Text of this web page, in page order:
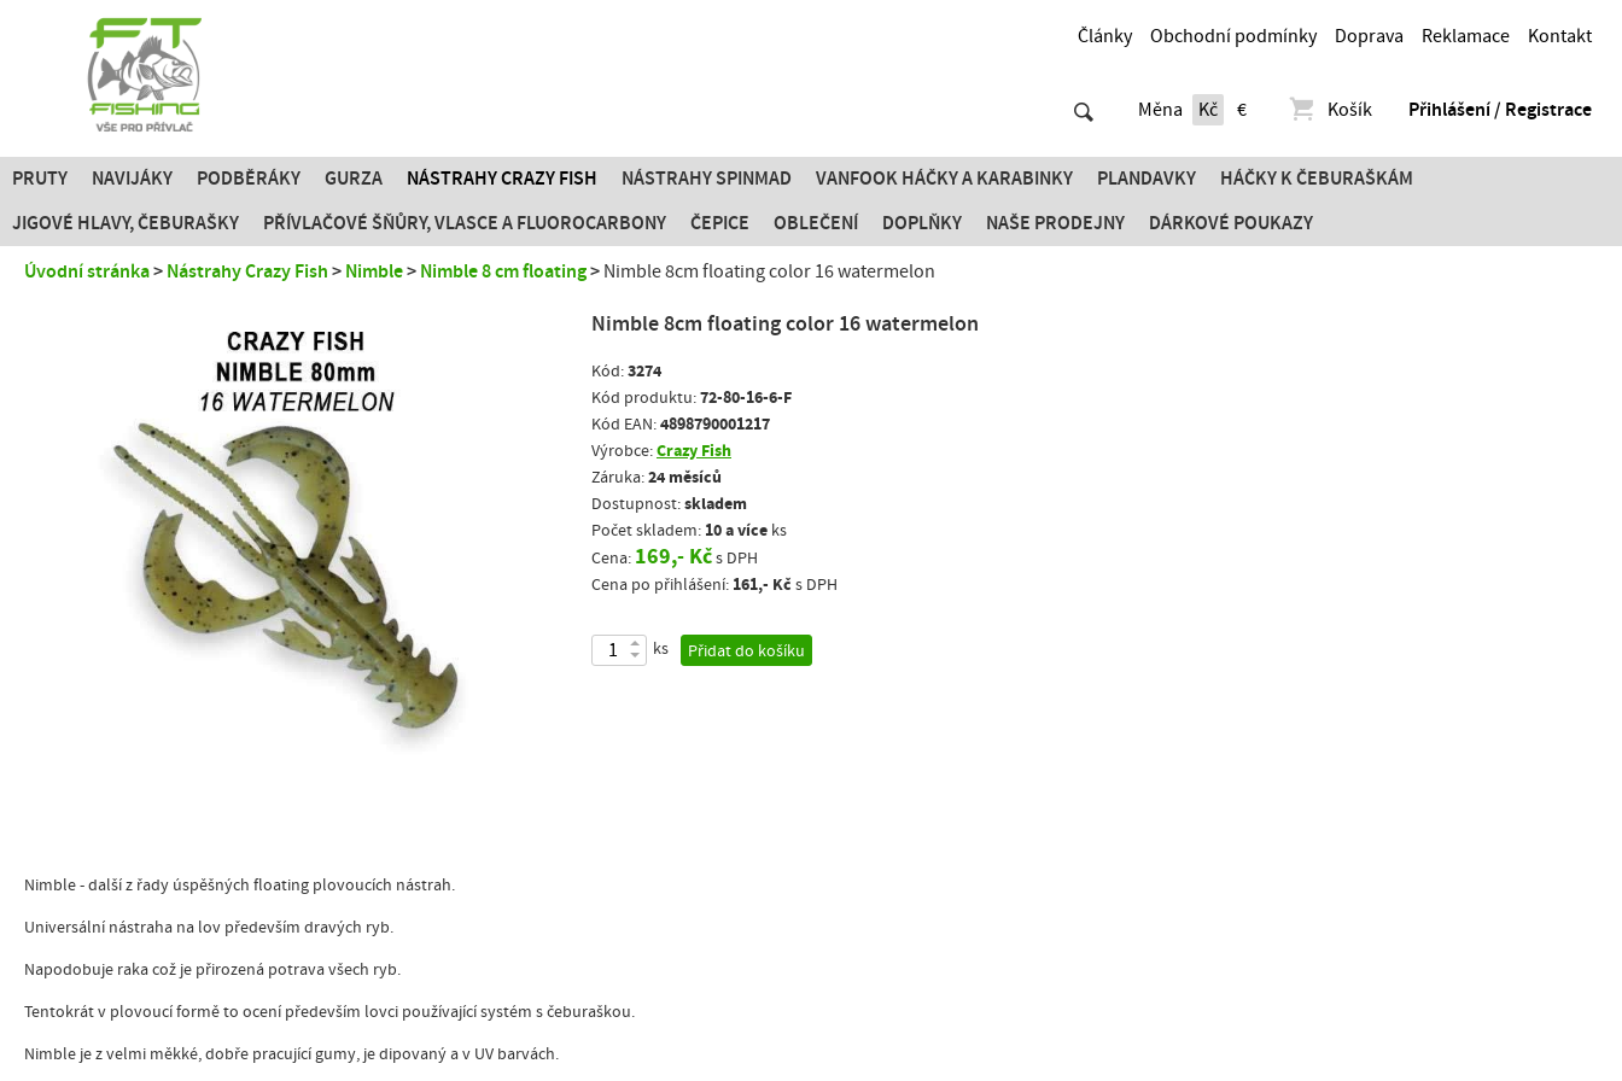
Články Obchodní podmínky Doprava Reklamace Kontakt
Měna Kč € Košík Přihlášení / Registrace
PRUTY NAVIJÁKY PODBĚRÁKY GURZA NÁSTRAHY CRAZY FISH NÁSTRAHY SPINMAD VANFOOK HÁČKY A KARABINKY PLANDAVKY HÁČKY K ČEBURAŠKÁM
JIGOVÉ HLAVY, ČEBURAŠKY PŘÍVLAČOVÉ ŠŇŮRY, VLASCE A FLUOROCARBONY ČEPICE OBLEČENÍ DOPLŇKY NAŠE PRODEJNY DÁRKOVÉ POUKAZY
Úvodní stránka Nástrahy Crazy Fish Nimble Nimble 8 cm floating Nimble 8cm floating color 16 watermelon
Nimble 8cm floating color 16 watermelon
Kód:3274
Kód produktu:72-80-16-6-F
Kód EAN:4898790001217
Výrobce:Crazy Fish
Záruka:24 měsíců
Dostupnost:skladem
Počet skladem: 10 a více ks
Cena: 169,- Kčs DPH
Cena po přihlášení: 161,- Kč s DPH
ks Přidat do košíku
Nimble - další z řady úspěšných floating plovoucích nástrah.
Universální nástraha na lov především dravých ryb.
Napodobuje raka což je přirozená potrava všech ryb.
Tentokrát v plovoucí formě to ocení především lovci používající systém s čeburaškou.
Nimble je z velmi měkké, dobře pracující gumy, je dipovaný a v UV barvách.